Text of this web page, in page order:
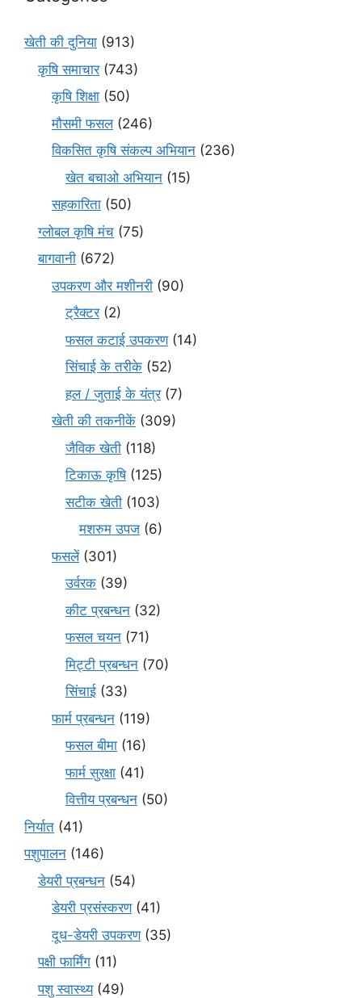
खेती की दुनिया (913)
कृषि समाचार(743)
कृषि शिक्षा (50)
मौसमी फसल(246)
विकसित कृषि संकल्प अभियान (236)
खेत बचाओ अभियान (15)
सहकारिता (50)
ग्लोबल कृषि मंच (75)
बागवानी (672)
उपकरण और मशीनरी (90)
ट्रैक्टर(2)
फसल कटाई उपकरण(14)
सिंचाई के तरीके (52)
हल / जुताई के यंत्र(7)
खेती की तकनीकें (309)
जैविक खेती (118)
टिकाऊ कृषि(125)
सटीक खेती (103)
मशरुम उपज (6)
फसलें(301)
उर्वरक (39)
कीट प्रबन्धन (32)
फसल चयन (71)
मि‌ट्टी प्रबन्धन (70)
सिंचाई (33)
फार्म प्रबन्धन (119)
फसल बीमा (16)
फार्म सुरक्षा (41)
वित्तीय प्रबन्धन (50)
निर्यात (41)
पशुपालन (146)
डेयरी प्रबन्धन (54)
डेयरी प्रसंस्करण(41)
दूध-डेयरी उपकरण(35)
पक्षी फार्मिंग (11)
पशु स्वास्थ्य(49)